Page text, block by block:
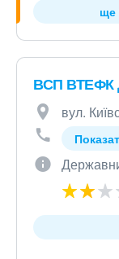
ще
ВСП ВТЕФК
вул.